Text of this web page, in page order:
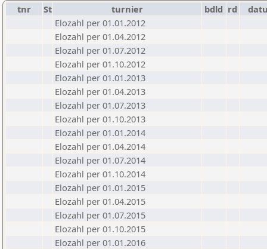
tnr St turnier bdld rd
Elozahl per 01.01.2012
Elozahl per 01.04.2012
Elozahl per 01.07.2012
Elozahl per 01.10.2012
Elozahl per 01.01.2013
Elozahl per 01.04.2013
Elozahl per 01.07.2013
Elozahl per 01.10.2013
Elozahl per 01.01.2014
Elozahl per 01.04.2014
Elozahl per 01.07.2014
Elozahl per 01.10.2014
Elozahl per 01.01.2015
Elozahl per 01.04.2015
Elozahl per 01.07.2015
Elozahl per 01.10.2015
Elozahl per 01.01.2016